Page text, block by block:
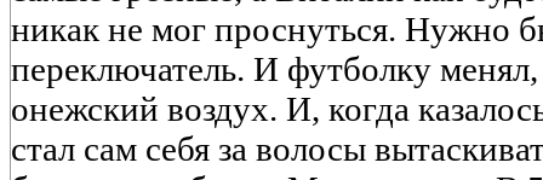
никак не мог проснуться. Нужно
переключатель. И футболку
онежский воздух. И, когда
стал сам себя за волосы